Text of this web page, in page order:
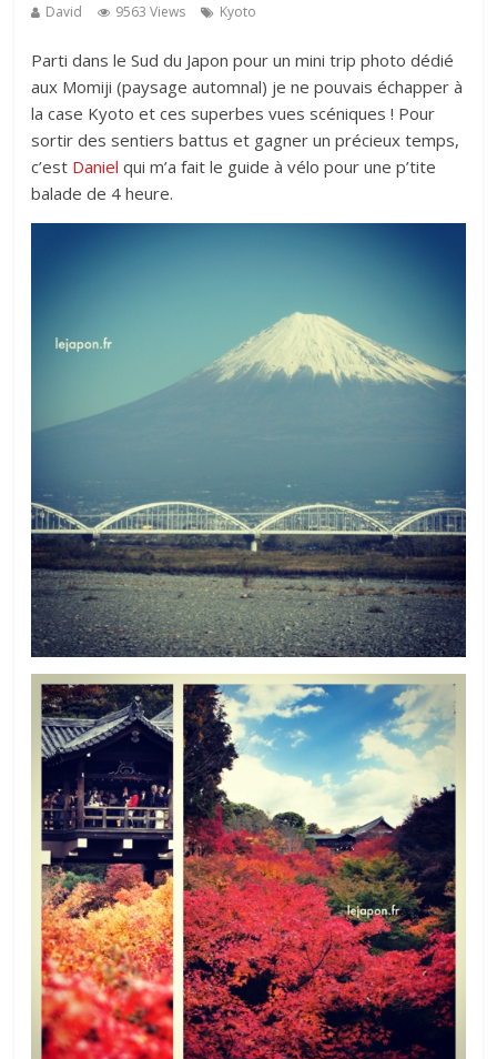
David 9563 Views Kyoto
Parti dans le Sud du Japon pour un mini trip photo dédié
aux Momiji (paysage automnal) je ne pouvais échapper à
la case Kyoto et ces superbes vues scéniques ! Pour
sortir des sentiers battus et gagner un précieux temps,
c’est Daniel qui m’a fait le guide à vélo pour une p’tite
balade de 4 heure.